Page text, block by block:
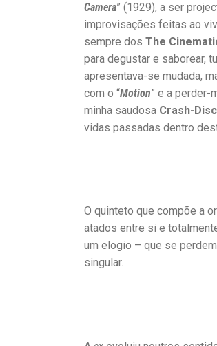
Camera” (1929), a ser
improvisações feitas ao
sempre dos The
para degustar e saborear,
apresentava-se mudada,
com o “Motion” e a perder-
minha saudosa Crash-
vidas passadas dentro
O quinteto que compõe a
atados entre si e
um elogio – que se
singular.
E
J
O
R
I
S
A
V
S
E
N
E